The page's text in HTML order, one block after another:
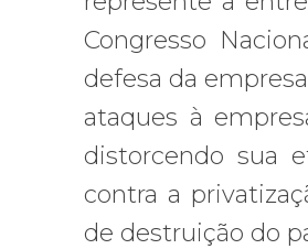
Congresso
defesa da
ataques à
distorcendo sua
contra a
de destruição do